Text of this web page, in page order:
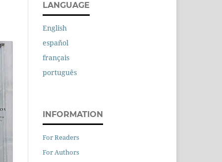
LANGUAGE
English
español
français
português
INFORMATION
For Readers
For Authors